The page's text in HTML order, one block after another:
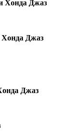
Хонда Джаз
Хонда Джаз
Джаз